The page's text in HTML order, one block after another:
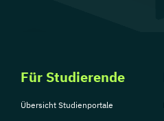
Für Studierende
Übersicht Studienportale